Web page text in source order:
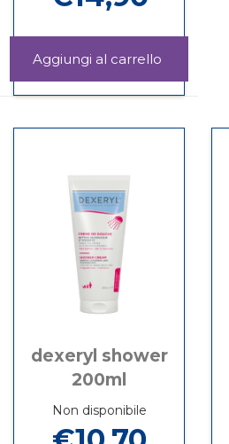
ATTIVO al
Informazioni
su DERMACIT
ATTIVO
dexeryl shower
200ml
Non disponibile